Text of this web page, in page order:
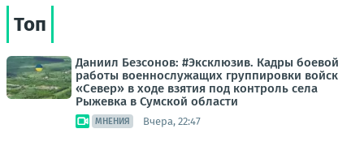
Топ
Даниил Безсонов: #Эксклюзив. Кадры боевой
работы военнослужащих группировки войск
«Север» в ходе взятия под контроль села
Рыжевка в Сумской области
МНЕНИЯ Вчера, 22:47